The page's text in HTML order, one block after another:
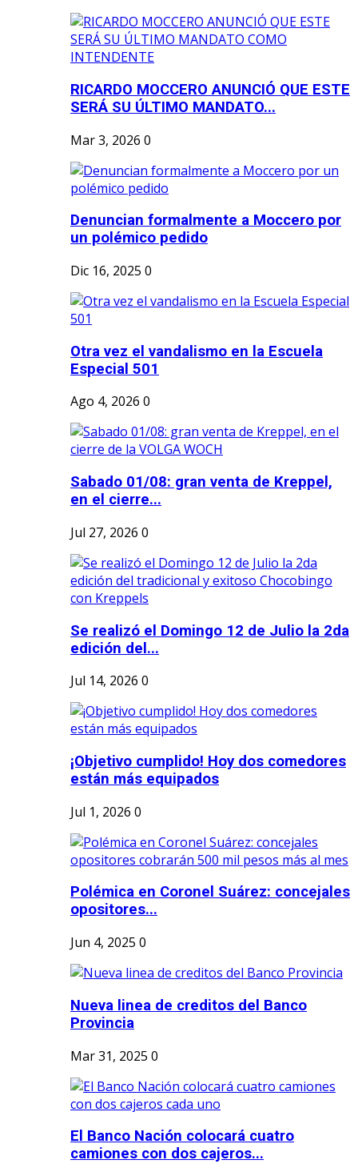
RICARDO MOCCERO ANUNCIÓ QUE ESTE
SERÁ SU ÚLTIMO MANDATO...
Mar 3, 2026 0
Denuncian formalmente a Moccero por
un polémico pedido
Dic 16, 2025 0
Otra vez el vandalismo en la Escuela
Especial 501
Ago 4, 2026 0
Sabado 01/08: gran venta de Kreppel,
en el cierre...
Jul 27, 2026 0
Se realizó el Domingo 12 de Julio la 2da
edición del...
Jul 14, 2026 0
¡Objetivo cumplido! Hoy dos comedores
están más equipados
Jul 1, 2026 0
Polémica en Coronel Suárez: concejales
opositores...
Jun 4, 2025 0
Nueva linea de creditos del Banco
Provincia
Mar 31, 2025 0
El Banco Nación colocará cuatro
camiones con dos cajeros...